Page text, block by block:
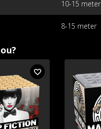
10-15 meter
8-15 meter